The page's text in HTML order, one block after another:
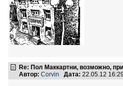
Re: Пол Маккартни, возможно,
Автор: Corvin Дата: 22.05.12